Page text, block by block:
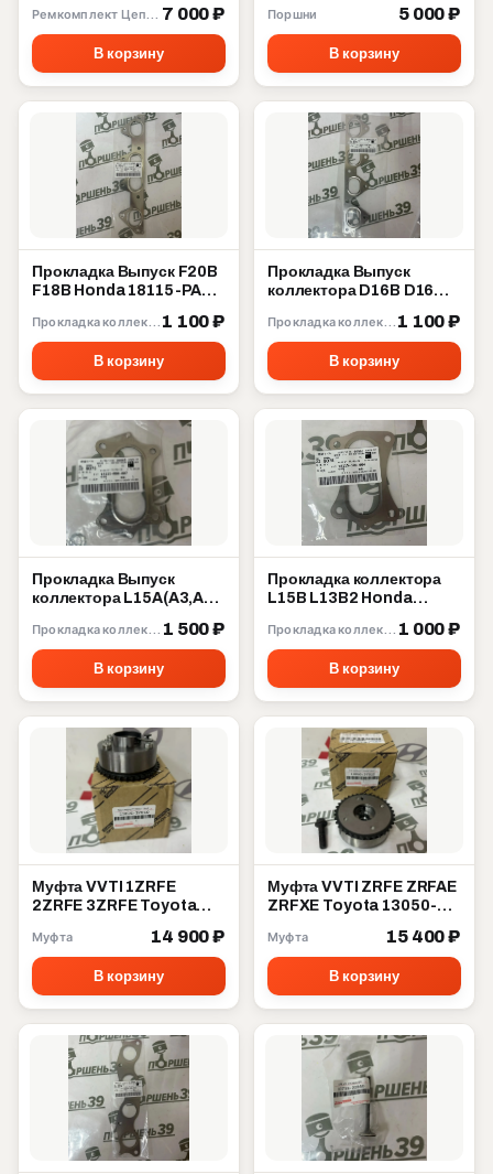
7 000 ₽
В корзину
Поршни 5 000 ₽
В корзину
Прокладка Выпуск F20B
F18B Honda 18115-PAA-
1 100 ₽
В корзину
Прокладка Выпуск
коллектора D16B D16W
18115-P2A-003 1 100 ₽
В корзину
Прокладка Выпуск
коллектора L15A(A3,A7)
18115-RB0-007 1 500 ₽
В корзину
Прокладка коллектора
L15B L13B2 Honda
1 000 ₽
В корзину
Муфта VVTI 1ZRFE
2ZRFE 3ZRFE Toyota
Муфта 14 900 ₽
В корзину
Муфта VVTI ZRFE ZRFAE
ZRFXE Toyota 13050-
Муфта 15 400 ₽
В корзину